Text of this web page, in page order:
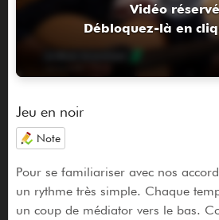
Vidéo
Débloquez-là en
Jeu en noir
Note
Pour se familiariser avec nos
un rythme très simple. Chaque
un coup de médiator vers le bas.